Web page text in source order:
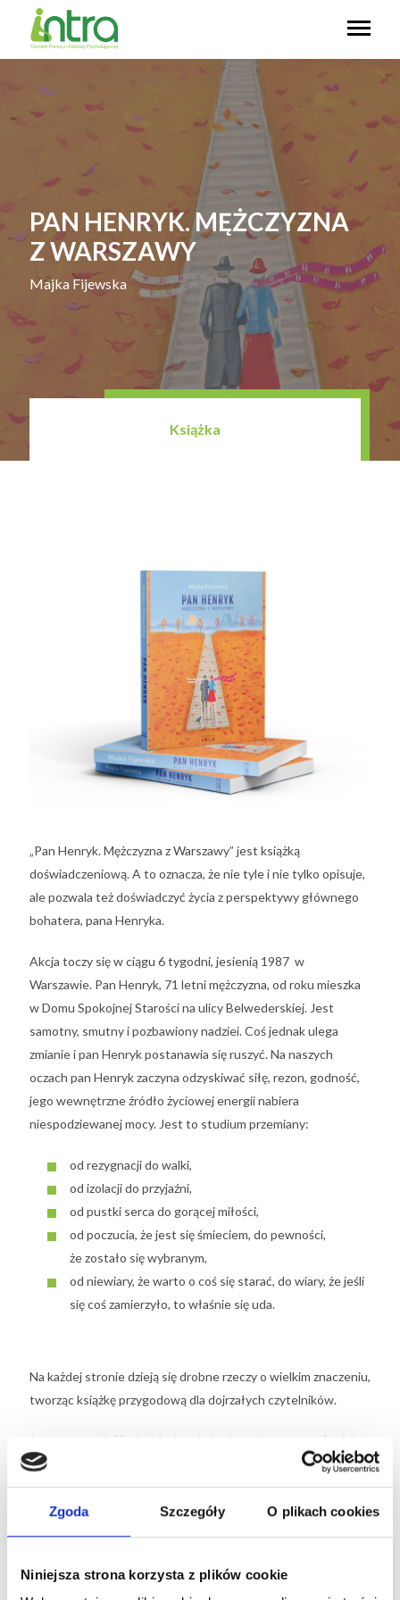
Zgoda Szczegóły O plikach cookies
Niniejsza strona korzysta z plików cookie
PAN HENRYK. MĘŻCZYZNA
Z WARSZAWY
Majka Fijewska
Książka
„Pan Henryk. Mężczyzna z Warszawy” jest książką
doświadczeniową. A to oznacza, że nie tyle i nie tylko opisuje,
ale pozwala też doświadczyć życia z perspektywy głównego
bohatera, pana Henryka.
Akcja toczy się w ciągu 6 tygodni, jesienią 1987 w
Warszawie. Pan Henryk, 71 letni mężczyzna, od roku mieszka
w Domu Spokojnej Starości na ulicy Belwederskiej. Jest
samotny, smutny i pozbawiony nadziei. Coś jednak ulega
zmianie i pan Henryk postanawia się ruszyć. Na naszych
oczach pan Henryk zaczyna odzyskiwać siłę, rezon, godność,
jego wewnętrzne źródło życiowej energii nabiera
niespodziewanej mocy. Jest to studium przemiany:
od rezygnacji do walki,
od izolacji do przyjaźni,
od pustki serca do gorącej miłości,
od poczucia, że jest się śmieciem, do pewności,
że zostało się wybranym,
od niewiary, że warto o coś się starać, do wiary, że jeśli
się coś zamierzyło, to właśnie się uda.
Na każdej stronie dzieją się drobne rzeczy o wielkim znaczeniu,
tworząc książkę przygodową dla dojrzałych czytelników.
Jest to opowieść o ludziach pokolenia wojennego, coś w ich
mentalności zawiera esencję charakteru Polki i Polaka, nasze
DNA. Bohaterowie opowieści są zaradni, wręcz niezatapialni,
zdolni poradzić sobie z każdą życiową trudnością /jak nie tędy
to tamtędy/. Sprytni, a jednocześnie godni, szanujący wartości